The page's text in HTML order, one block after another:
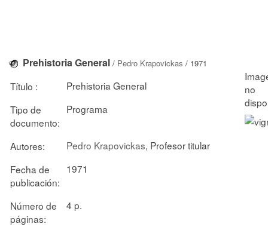
Prehistoria General / Pedro Krapovickas / 1971
Título :
Prehistoria General
Tipo de
documento:
Programa
Autores: Pedro Krapovickas, Profesor titular
Fecha de
publicación:
1971
Número de
páginas:
4 p.